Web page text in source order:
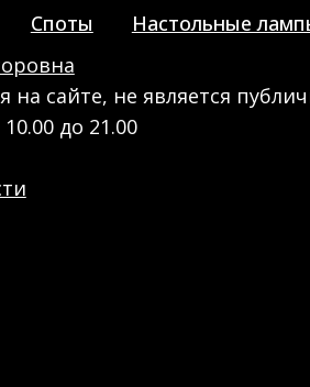
Споты Настольные
сайте, не является
до 21.00